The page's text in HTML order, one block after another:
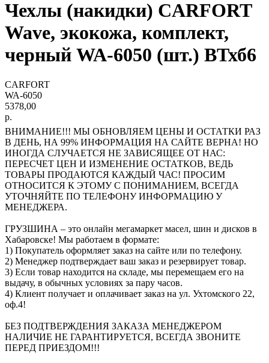
Чехлы (накидки) CARFORT
Wave, экокожа, комплект,
черный WA-6050 (шт.) ВТхб6
CARFORT
WA-6050
5378,00
р.
ВНИМАНИЕ!!! МЫ ОБНОВЛЯЕМ ЦЕНЫ И ОСТАТКИ РАЗ
В ДЕНЬ, НА 99% ИНФОРМАЦИЯ НА САЙТЕ ВЕРНА! НО
ИНОГДА СЛУЧАЕТСЯ НЕ ЗАВИСЯЩЕЕ ОТ НАС:
ПЕРЕСЧЕТ ЦЕН И ИЗМЕНЕНИЕ ОСТАТКОВ, ВЕДЬ
ТОВАРЫ ПРОДАЮТСЯ КАЖДЫЙ ЧАС! ПРОСИМ
ОТНОСИТСЯ К ЭТОМУ С ПОНИМАНИЕМ, ВСЕГДА
УТОЧНЯЙТЕ ПО ТЕЛЕФОНУ ИНФОРМАЦИЮ У
МЕНЕДЖЕРА.
ГРУЗШИНА – это онлайн мегамаркет масел, шин и дисков в
Хабаровске! Мы работаем в формате:
1) Покупатель оформляет заказ на сайте или по телефону.
2) Менеджер подтверждает ваш заказ и резервирует товар.
3) Если товар находится на складе, мы перемещаем его на
выдачу, в обычных условиях за пару часов.
4) Клиент получает и оплачивает заказ на ул. Ухтомского 22,
оф.4!
БЕЗ ПОДТВЕРЖДЕНИЯ ЗАКАЗА МЕНЕДЖЕРОМ
НАЛИЧИЕ НЕ ГАРАНТИРУЕТСЯ, ВСЕГДА ЗВОНИТЕ
ПЕРЕД ПРИЕЗДОМ!!!